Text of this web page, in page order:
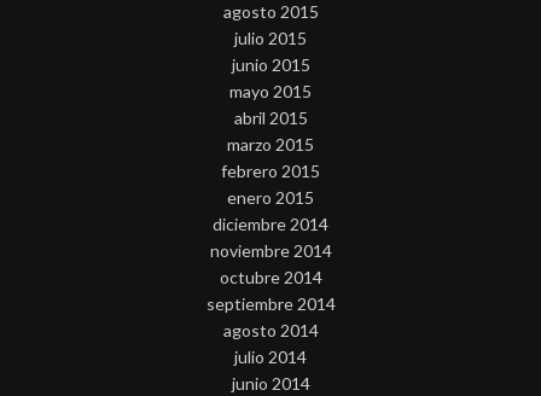
agosto 2015
julio 2015
junio 2015
mayo 2015
abril 2015
marzo 2015
febrero 2015
enero 2015
diciembre 2014
noviembre 2014
octubre 2014
septiembre 2014
agosto 2014
julio 2014
junio 2014